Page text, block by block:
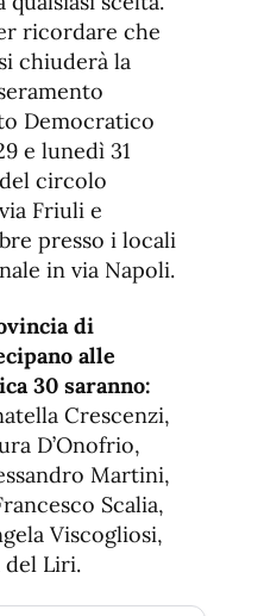
ricordare che
chiuderà la
Democratico
e lunedì 31
circolo
Friuli e
presso i locali
in via Napoli.
di
alle
30 saranno:
Crescenzi,
D’Onofrio,
Martini,
Scalia,
Viscogliosi,
del Liri.